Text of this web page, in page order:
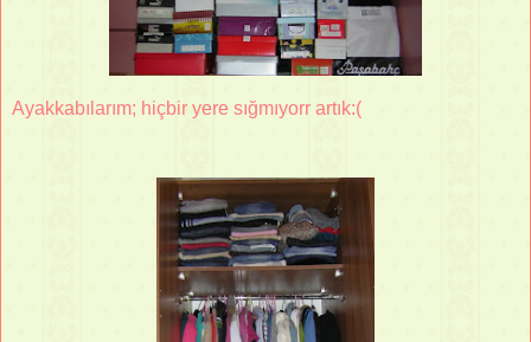
Ayakkabılarım; hiçbir yere sığmıyorr artık:(